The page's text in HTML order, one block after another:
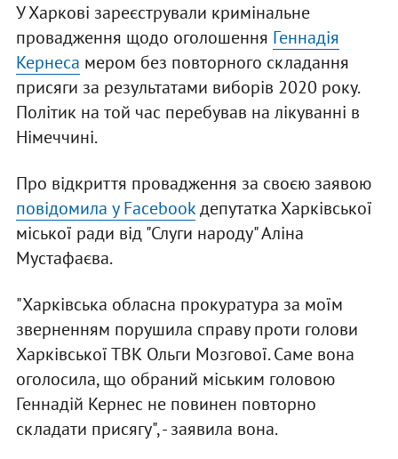
У Харкові зареєстрували кримінальне
провадження щодо оголошення Геннадія
Кернеса мером без повторного складання
присяги за результатами виборів 2020 року.
Політик на той час перебував на лікуванні в
Німеччині.
Про відкриття провадження за своєю заявою
повідомила у Facebookдепутатка Харківської
міської ради від "Слуги народу" Аліна
Мустафаєва.
"Харківська обласна прокуратура за моїм
зверненням порушила справу проти голови
Харківської ТВК Ольги Мозгової. Саме вона
оголосила, що обраний міським головою
Геннадій Кернес не повинен повторно
складати присягу", - заявила вона.